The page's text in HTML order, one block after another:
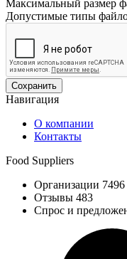
Максимальный размер
Допустимые типы
Навигация
О компании
Контакты
Food Suppliers
Организации 7496
Отзывы 483
Спрос и